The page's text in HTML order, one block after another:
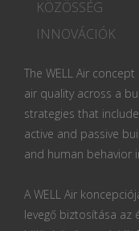
KÖZÖSSÉG
INNOVÁCIÓK
The WELL Air
air quality across a
strategies that
active and passive
and human behavior
A WELL Air
levegő biztosítása